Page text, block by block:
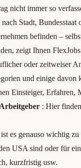
nicht immer so
Stadt,
befinden –
zeigt Ihnen
oder zeitweiser
und einige
Einsteiger, Erfahren,
: Hier
es genauso wichtig
USA sind oder für
kurzfristig usw.